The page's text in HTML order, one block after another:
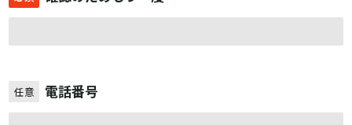
任意 電話番号